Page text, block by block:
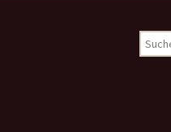
Suchen
nach: